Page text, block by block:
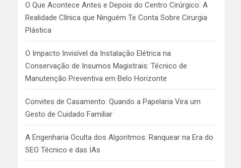
O Que Acontece Antes e Depois do Centro Cirúrgico: A
Realidade Clínica que Ninguém Te Conta Sobre Cirurgia
Plástica
O Impacto Invisível da Instalação Elétrica na
Conservação de Insumos Magistrais: Técnico de
Manutenção Preventiva em Belo Horizonte
Convites de Casamento: Quando a Papelaria Vira um
Gesto de Cuidado Familiar
A Engenharia Oculta dos Algoritmos: Ranquear na Era do
SEO Técnico e das IAs